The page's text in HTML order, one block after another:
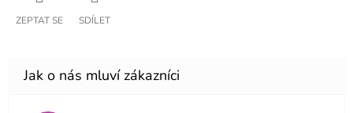
ZEPTAT SE SDÍLET